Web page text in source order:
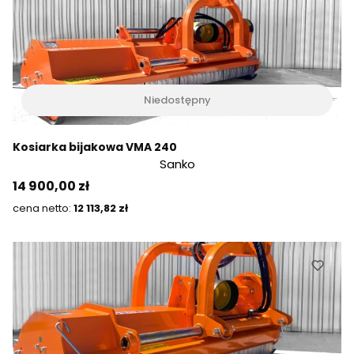
Niedostępny
Kosiarka bijakowa VMA 240
Sanko
Cena
14 900,00 zł
Cena
12 113,82 zł